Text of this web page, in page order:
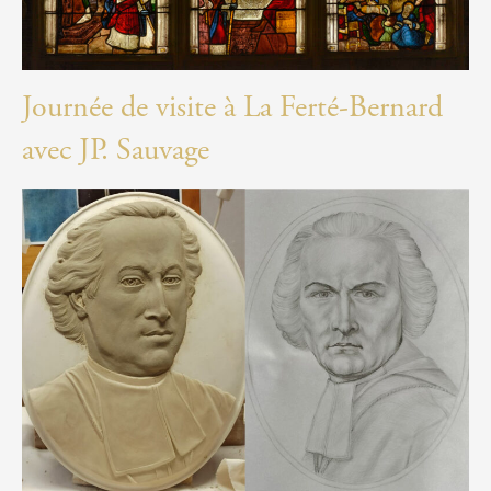
Journée de visite à La Ferté-Bernard
avec JP. Sauvage